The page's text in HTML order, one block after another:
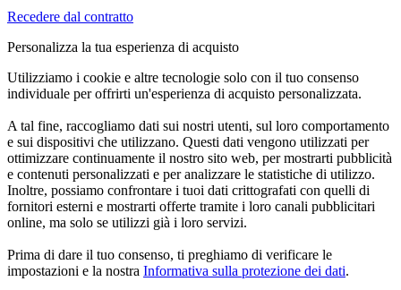
Recedere dal contratto
Personalizza la tua esperienza di acquisto
Utilizziamo i cookie e altre tecnologie solo con il tuo consenso
individuale per offrirti un'esperienza di acquisto personalizzata.
A tal fine, raccogliamo dati sui nostri utenti, sul loro comportamento
e sui dispositivi che utilizzano. Questi dati vengono utilizzati per
ottimizzare continuamente il nostro sito web, per mostrarti pubblicità
e contenuti personalizzati e per analizzare le statistiche di utilizzo.
Inoltre, possiamo confrontare i tuoi dati crittografati con quelli di
fornitori esterni e mostrarti offerte tramite i loro canali pubblicitari
online, ma solo se utilizzi già i loro servizi.
Prima di dare il tuo consenso, ti preghiamo di verificare le
impostazioni e la nostra Informativa sulla protezione dei dati.